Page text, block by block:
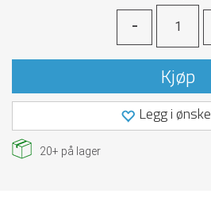
-
Kjøp
Legg i
20+ på lager